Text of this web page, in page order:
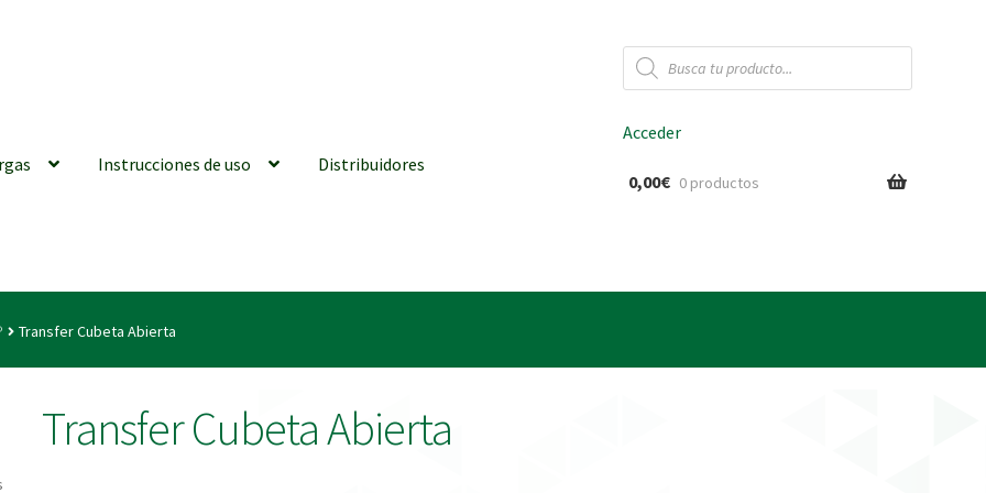
Búsqueda
de
productos
Instrucciones de uso Distribuidores
generales Conexiones CAD CAM
| Tienda Online!
Acceder
0,00€ 0 productos
Transfer Cubeta Abierta
Transfer Cubeta Abierta